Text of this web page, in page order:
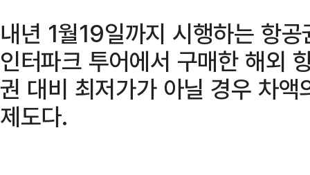
내년 1월19일까지 시행하는 항
인터파크 투어에서 구매한 해외
권 대비 최저가가 아닐 경우 차
제도다.